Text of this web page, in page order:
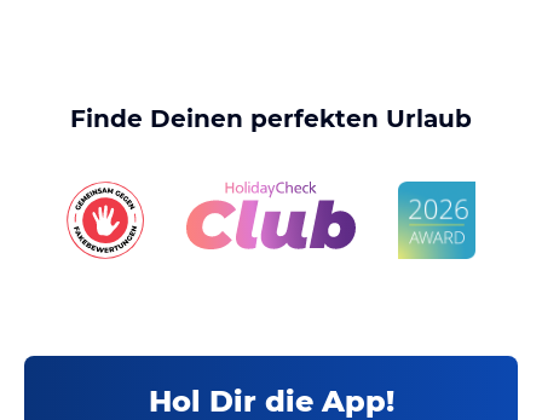
Finde Deinen perfekten Urlaub
Hol Dir die App!